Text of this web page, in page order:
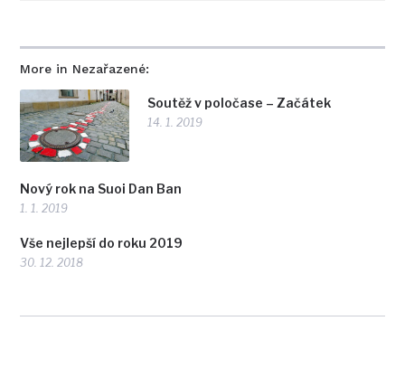
More in Nezařazené:
Soutěž v poločase – Začátek
14. 1. 2019
Nový rok na Suoi Dan Ban
1. 1. 2019
Vše nejlepší do roku 2019
30. 12. 2018